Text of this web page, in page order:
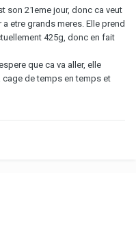
son 21eme jour, donc ca veut
etre grands meres. Elle prend
425g, donc en fait
que ca va aller, elle
de temps en temps et